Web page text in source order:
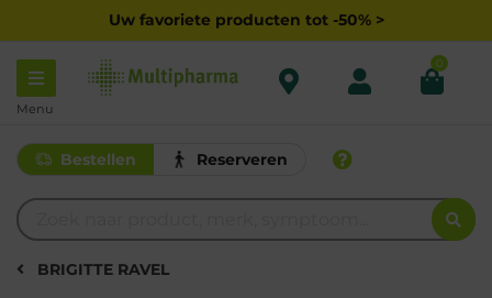
Uw favoriete producten tot -50% >
Menu
0
Bestellen Reserveren
BRIGITTE RAVEL